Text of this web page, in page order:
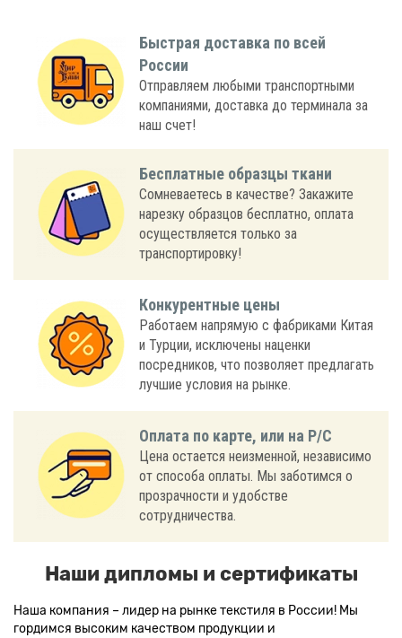
Быстрая доставка по всей
России
Отправляем любыми транспортными
компаниями, доставка до терминала за
наш счет!
Бесплатные образцы ткани
Сомневаетесь в качестве? Закажите
нарезку образцов бесплатно, оплата
осуществляется только за
транспортировку!
Конкурентные цены
Работаем напрямую с фабриками Китая
и Турции, исключены наценки
посредников, что позволяет предлагать
лучшие условия на рынке.
Оплата по карте, или на Р/С
Цена остается неизменной, независимо
от способа оплаты. Мы заботимся о
прозрачности и удобстве
сотрудничества.
Наши дипломы и сертификаты
Наша компания – лидер на рынке текстиля в России! Мы
гордимся высоким качеством продукции и